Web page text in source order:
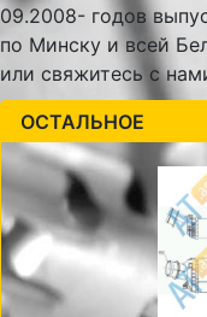
09.2008- годов
по Минску и всей
или свяжитесь с
ОСТАЛЬНОЕ